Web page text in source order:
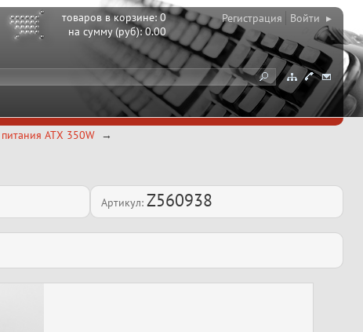
товаров в корзине:0
на сумму (руб):0.00
Регистрация Войти ▸
ATX 350W
Артикул: Z560938